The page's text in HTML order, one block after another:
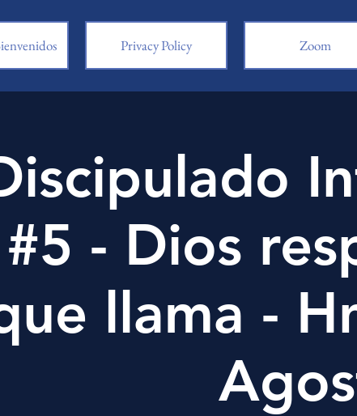
Privacy Policy Zoom
#5 - Dios
llama -